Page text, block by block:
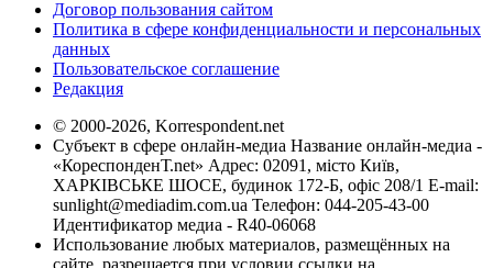
Договор пользования сайтом
Политика в сфере конфиденциальности и персональных
данных
Пользовательское соглашение
Редакция
© 2000-2026, Korrespondent.net
Субъект в сфере онлайн-медиа Название онлайн-медиа -
«КореспонденТ.net» Адрес: 02091, місто Київ,
ХАРКІВСЬКЕ ШОСЕ, будинок 172-Б, офіс 208/1 E-mail:
sunlight@mediadim.com.ua Телефон: 044-205-43-00
Идентификатор медиа - R40-06068
Использование любых материалов, размещённых на
сайте, разрешается при условии ссылки на